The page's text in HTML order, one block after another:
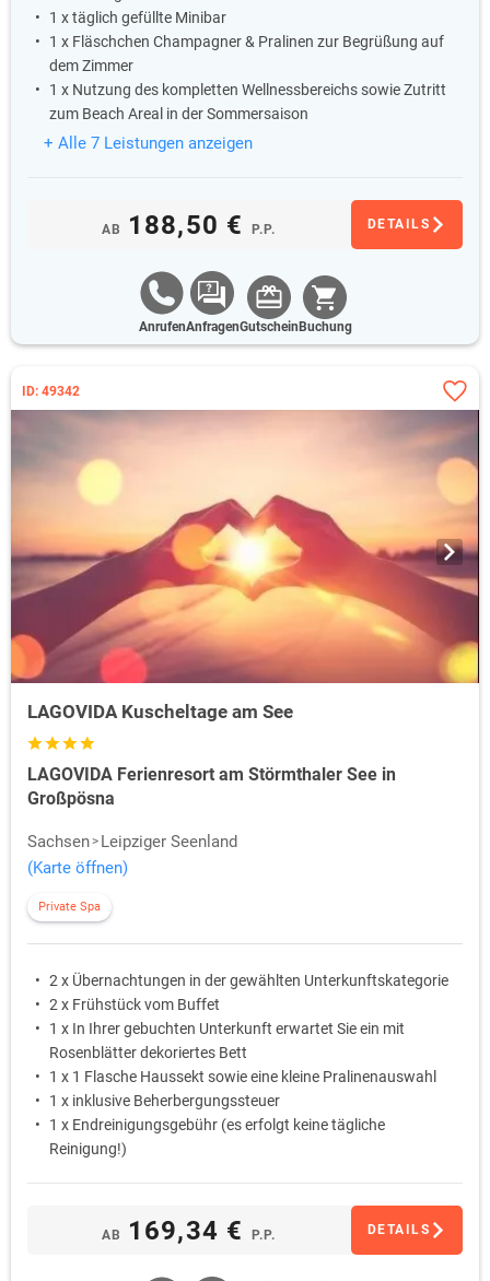
1 x täglich gefüllte Minibar
1 x Fläschchen Champagner & Pralinen zur Begrüßung auf
dem Zimmer
1 x Nutzung des kompletten Wellnessbereichs sowie Zutritt
zum Beach Areal in der Sommersaison
+ Alle 7 Leistungen anzeigen
AB 188,50 € P.P. DETAILS
AnrufenAnfragenGutschein Buchung
ID: 49342
LAGOVIDA Kuscheltage am See
LAGOVIDA Ferienresort am Störmthaler See in
Großpösna
Sachsen
Leipziger Seenland
(Karte öffnen)
Private Spa
2 x Übernachtungen in der gewählten Unterkunftskategorie
2 x Frühstück vom Buffet
1 x In Ihrer gebuchten Unterkunft erwartet Sie ein mit
Rosenblätter dekoriertes Bett
1 x 1 Flasche Haussekt sowie eine kleine Pralinenauswahl
1 x inklusive Beherbergungssteuer
1 x Endreinigungsgebühr (es erfolgt keine tägliche
Reinigung!)
AB 169,34 € P.P. DETAILS